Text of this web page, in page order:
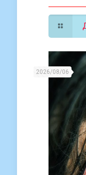
2026/08/06